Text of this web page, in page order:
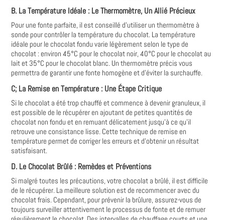
B. La Température Idéale : Le Thermomètre, Un Allié Précieux
Pour une fonte parfaite, il est conseillé d'utiliser un thermomètre à
sonde pour contrôler la température du chocolat. La température
idéale pour le chocolat fondu varie légèrement selon le type de
chocolat : environ 45°C pour le chocolat noir, 40°C pour le chocolat au
lait et 35°C pour le chocolat blanc. Un thermomètre précis vous
permettra de garantir une fonte homogène et d'éviter la surchauffe.
C; La Remise en Température : Une Étape Critique
Si le chocolat a été trop chauffé et commence à devenir granuleux, il
est possible de le récupérer en ajoutant de petites quantités de
chocolat non fondu et en remuant délicatement jusqu'à ce qu'il
retrouve une consistance lisse. Cette technique de remise en
température permet de corriger les erreurs et d'obtenir un résultat
satisfaisant.
D. Le Chocolat Brûlé : Remèdes et Préventions
Si malgré toutes les précautions, votre chocolat a brûlé, il est difficile
de le récupérer. La meilleure solution est de recommencer avec du
chocolat frais. Cependant, pour prévenir la brûlure, assurez-vous de
toujours surveiller attentivement le processus de fonte et de remuer